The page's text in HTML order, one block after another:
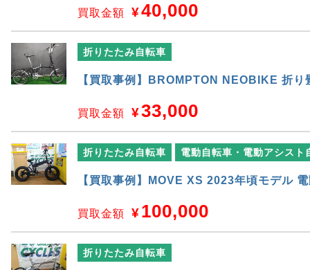
買取金額 ¥40,000
折りたたみ自転車
【買取事例】BROMPTON NEOBIKE 折り
買取金額 ¥33,000
折りたたみ自転車 電動自転車・電動アシスト
【買取事例】MOVE XS 2023年頃モデル
買取金額 ¥100,000
折りたたみ自転車